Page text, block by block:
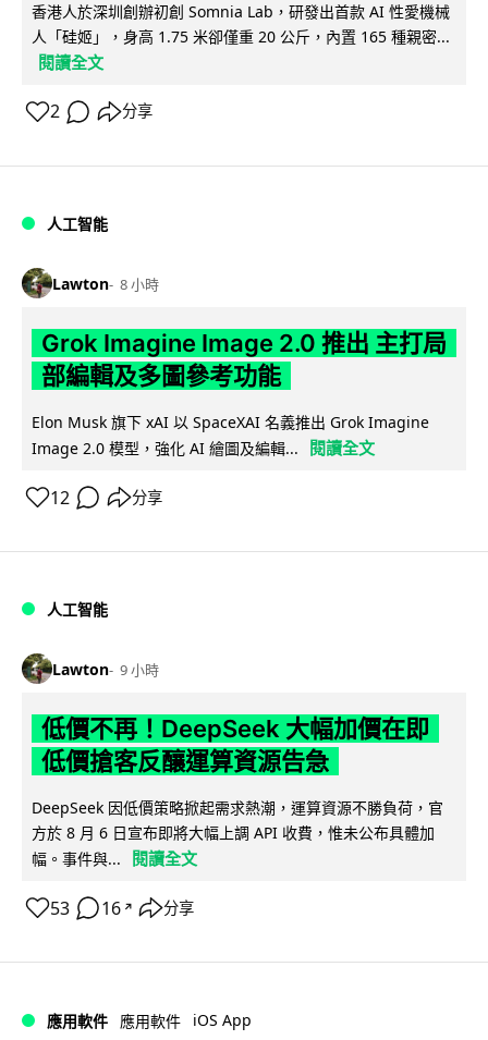
香港人於深圳創辦初創 Somnia Lab，研發出首款 AI 性愛機械
人「硅姬」，身高 1.75 米卻僅重 20 公斤，內置 165 種親密...
閱讀全文
2 分享
人工智能
Lawton 8 小時
Grok Imagine Image 2.0 推出 主打局
部編輯及多圖參考功能
Elon Musk 旗下 xAI 以 SpaceXAI 名義推出 Grok Imagine
Image 2.0 模型，強化 AI 繪圖及編輯...
閱讀全文
12 分享
人工智能
Lawton 9 小時
低價不再！DeepSeek 大幅加價在即
低價搶客反釀運算資源告急
DeepSeek 因低價策略掀起需求熱潮，運算資源不勝負荷，官
方於 8 月 6 日宣布即將大幅上調 API 收費，惟未公布具體加
幅。事件與...
閱讀全文
53 16 ↗ 分享
應用軟件 應用軟件 iOS App